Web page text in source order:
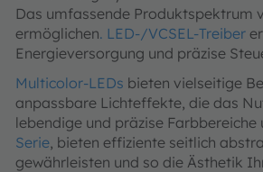
Das umfassende Produktspektrum
ermöglichen. LED-/VCSEL-Treiber
Energieversorgung und präzise
Multicolor-LEDs bieten vielseitige
anpassbare Lichteffekte, die das
lebendige und präzise
Serie , bieten effiziente seitlich
gewährleisten und so die Ästhetik